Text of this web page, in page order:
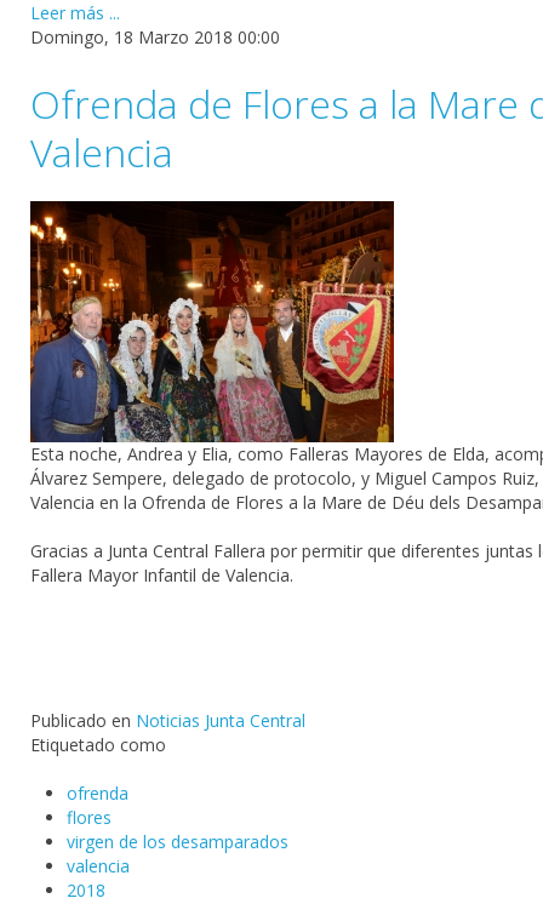
Leer más ...
Domingo, 18 Marzo 2018 00:00
Ofrenda de Flores a la Mare
Valencia
Esta noche, Andrea y Elia, como Falleras Mayores de Elda,
Álvarez Sempere, delegado de protocolo, y Miguel Campos Ruiz
Valencia en la Ofrenda de Flores a la Mare de Déu dels
Gracias a Junta Central Fallera por permitir que diferentes
Fallera Mayor Infantil de Valencia.
Publicado en Noticias Junta Central
Etiquetado como
ofrenda
flores
virgen de los desamparados
valencia
2018